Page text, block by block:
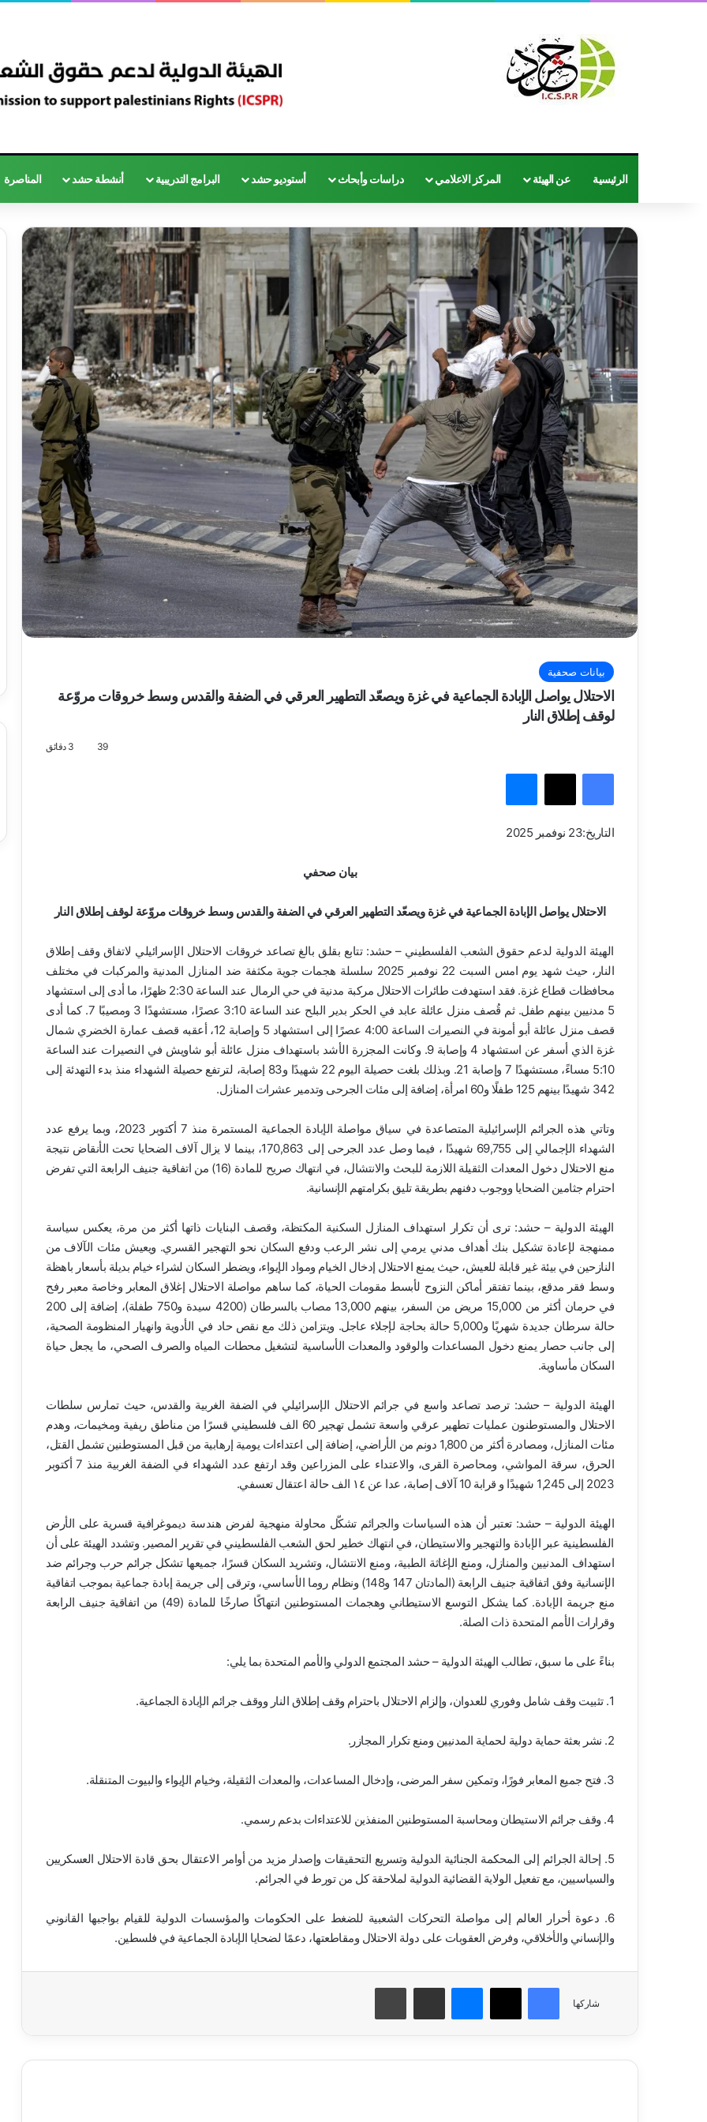
الرئيسية عن الهيئة المركز الاعلامي دراسات وأبحاث أستوديو حشد البرامج التدريبية أنشطة حشد المناصرة
بيانات صحفية
الاحتلال يواصل الإبادة الجماعية في غزة ويصعّد التطهير العرقي في الضفة والقدس وسط خروقات مروّعة
لوقف إطلاق النار
39
فيسبوك ‫X
التاريخ:23 نوفمبر 2025
بيان صحفي
الاحتلال يواصل الإبادة الجماعية في غزة ويصعّد التطهير العرقي في الضفة والقدس وسط خروقات مروّعة لوقف إطلاق النار
الهيئة الدولية لدعم حقوق الشعب الفلسطيني – حشد: تتابع بقلق بالغ تصاعد خروقات الاحتلال الإسرائيلي لاتفاق وقف إطلاق
النار، حيث شهد يوم امس السبت 22 نوفمبر 2025 سلسلة هجمات جوية مكثفة ضد المنازل المدنية والمركبات في مختلف
محافظات قطاع غزة. فقد استهدفت طائرات الاحتلال مركبة مدنية في حي الرمال عند الساعة 2:30 ظهرًا، ما أدى إلى استشهاد
5 مدنيين بينهم طفل. ثم قُصف منزل عائلة عابد في الحكر بدير البلح عند الساعة 3:10 عصرًا، مستشهدًا 3 ومصيبًا 7. كما أدى
قصف منزل عائلة أبو أمونة في النصيرات الساعة 4:00 عصرًا إلى استشهاد 5 وإصابة 12، أعقبه قصف عمارة الخضري شمال
غزة الذي أسفر عن استشهاد 4 وإصابة 9. وكانت المجزرة الأشد باستهداف منزل عائلة أبو شاويش في النصيرات عند الساعة
5:10 مساءً، مستشهدًا 7 وإصابة 21. وبذلك بلغت حصيلة اليوم 22 شهيدًا و83 إصابة، لترتفع حصيلة الشهداء منذ بدء التهدئة إلى
342 شهيدًا بينهم 125 طفلًا و60 امرأة، إضافة إلى مئات الجرحى وتدمير عشرات المنازل.
وتاتي هذه الجرائم الإسرائيلية المتصاعدة في سياق مواصلة الإبادة الجماعية المستمرة منذ 7 أكتوبر 2023، وبما يرفع عدد
الشهداء الإجمالي إلى 69,755 شهيدًا ، فيما وصل عدد الجرحى إلى 170,863، بينما لا يزال آلاف الضحايا تحت الأنقاض نتيجة
منع الاحتلال دخول المعدات الثقيلة اللازمة للبحث والانتشال، في انتهاك صريح للمادة (16) من اتفاقية جنيف الرابعة التي تفرض
احترام جثامين الضحايا ووجوب دفنهم بطريقة تليق بكرامتهم الإنسانية.
الهيئة الدولية – حشد: ترى أن تكرار استهداف المنازل السكنية المكتظة، وقصف البنايات ذاتها أكثر من مرة، يعكس سياسة
ممنهجة لإعادة تشكيل بنك أهداف مدني يرمي إلى نشر الرعب ودفع السكان نحو التهجير القسري. ويعيش مئات الآلاف من
النازحين في بيئة غير قابلة للعيش، حيث يمنع الاحتلال إدخال الخيام ومواد الإيواء، ويضطر السكان لشراء خيام بديلة بأسعار باهظة
وسط فقر مدقع، بينما تفتقر أماكن النزوح لأبسط مقومات الحياة، كما ساهم مواصلة الاحتلال إغلاق المعابر وخاصة معبر رفح
في حرمان أكثر من 15,000 مريض من السفر، بينهم 13,000 مصاب بالسرطان (4200 سيدة و750 طفلة)، إضافة إلى 200
حالة سرطان جديدة شهريًا و5,000 حالة بحاجة لإجلاء عاجل. ويتزامن ذلك مع نقص حاد في الأدوية وانهيار المنظومة الصحية،
إلى جانب حصار يمنع دخول المساعدات والوقود والمعدات الأساسية لتشغيل محطات المياه والصرف الصحي، ما يجعل حياة
السكان مأساوية.
الهيئة الدولية – حشد: ترصد تصاعد واسع في جرائم الاحتلال الإسرائيلي في الضفة الغربية والقدس، حيث تمارس سلطات
الاحتلال والمستوطنون عمليات تطهير عرقي واسعة تشمل تهجير 60 الف فلسطيني قسرًا من مناطق ريفية ومخيمات، وهدم
مئات المنازل، ومصادرة أكثر من 1,800 دونم من الأراضي، إضافة إلى اعتداءات يومية إرهابية من قبل المستوطنين تشمل القتل،
الحرق، سرقة المواشي، ومحاصرة القرى، والاعتداء على المزراعين وقد ارتفع عدد الشهداء في الضفة الغربية منذ 7 أكتوبر
2023 إلى 1,245 شهيدًا و قرابة 10 آلاف إصابة، عدا عن ١٤ الف حالة اعتقال تعسفي.
الهيئة الدولية – حشد: تعتبر أن هذه السياسات والجرائم تشكّل محاولة منهجية لفرض هندسة ديموغرافية قسرية على الأرض
الفلسطينية عبر الإبادة والتهجير والاستيطان، في انتهاك خطير لحق الشعب الفلسطيني في تقرير المصير. وتشدد الهيئة على أن
استهداف المدنيين والمنازل، ومنع الإغاثة الطبية، ومنع الانتشال، وتشريد السكان قسرًا، جميعها تشكل جرائم حرب وجرائم ضد
الإنسانية وفق اتفاقية جنيف الرابعة (المادتان 147 و148) ونظام روما الأساسي، وترقى إلى جريمة إبادة جماعية بموجب اتفاقية
منع جريمة الإبادة. كما يشكل التوسع الاستيطاني وهجمات المستوطنين انتهاكًا صارخًا للمادة (49) من اتفاقية جنيف الرابعة
وقرارات الأمم المتحدة ذات الصلة.
بناءً على ما سبق، تطالب الهيئة الدولية – حشد المجتمع الدولي والأمم المتحدة بما يلي:
1. تثبيت وقف شامل وفوري للعدوان، وإلزام الاحتلال باحترام وقف إطلاق النار ووقف جرائم الإبادة الجماعية.
2. نشر بعثة حماية دولية لحماية المدنيين ومنع تكرار المجازر.
3. فتح جميع المعابر فورًا، وتمكين سفر المرضى، وإدخال المساعدات، والمعدات الثقيلة، وخيام الإيواء والبيوت المتنقلة.
4. وقف جرائم الاستيطان ومحاسبة المستوطنين المنفذين للاعتداءات بدعم رسمي.
5. إحالة الجرائم إلى المحكمة الجنائية الدولية وتسريع التحقيقات وإصدار مزيد من أوامر الاعتقال بحق قادة الاحتلال العسكريين
والسياسيين، مع تفعيل الولاية القضائية الدولية لملاحقة كل من تورط في الجرائم.
6. دعوة أحرار العالم إلى مواصلة التحركات الشعبية للضغط على الحكومات والمؤسسات الدولية للقيام بواجبها القانوني
والإنساني والأخلاقي، وفرض العقوبات على دولة الاحتلال ومقاطعتها، دعمًا لضحايا الإبادة الجماعية في فلسطين.
شاركها
فيسبوك ‫X ماسنجر